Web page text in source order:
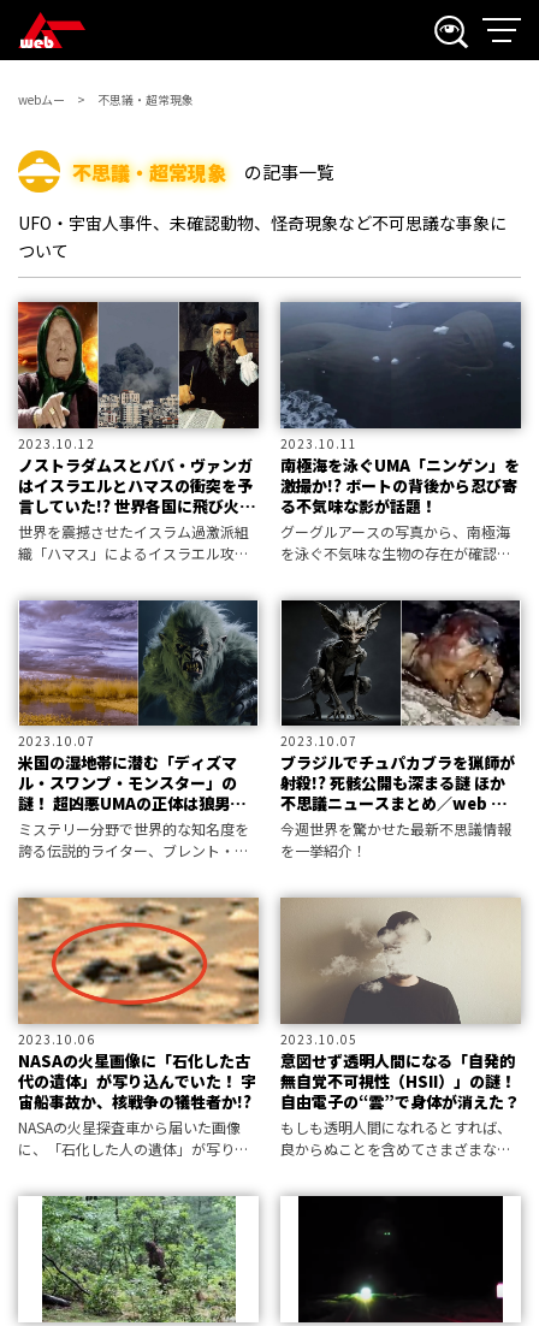
webムー 不思議・超常現象
不思議・超常現象 の記事一覧
UFO・宇宙人事件、未確認動物、怪奇現象など不可思議な事象に
ついて
2023.10.12
ノストラダムスとババ・ヴァンガ
はイスラエルとハマスの衝突を予
言していた!? 世界各国に飛び火す
る「イスラム大戦争」の懸念
世界を震撼させたイスラム過激派組
織「ハマス」によるイスラエル攻
戦争へと至ってしまうのか――？ あのノ
ストラダムスとババ・ヴァンガには
全て見えていた!?
2023.10.11
南極海を泳ぐUMA「ニンゲン」を
激撮か!? ボートの背後から忍び寄
る不気味な影が話題！
グーグルアースの写真から、南極海
を泳ぐ不気味な生物の存在が確認さ
ったのか？
2023.10.07
米国の湿地帯に潜む「ディズマ
ル・スワンプ・モンスター」の
謎！ 超凶悪UMAの正体は狼男
か？／ブレント・スワンサー
ミステリー分野で世界的な知名度を
誇る伝説的ライター、ブレント・ス
日本人がまだ知らない世界の謎につ
いて語る！
2023.10.07
ブラジルでチュパカブラを猟師が
射殺!? 死骸公開も深まる謎 ほか
不思議ニュースまとめ／web MU
HOT PRESS
今週世界を驚かせた最新不思議情報
を一挙紹介！
2023.10.06
NASAの火星画像に「石化した古
代の遺体」が写り込んでいた！ 宇
宙船事故か、核戦争の犠牲者か!?
NASAの火星探査車から届いた画像
に、「石化した人の遺体」が写り込
残骸まで… 衝撃的発見の詳細に迫
る！
2023.10.05
意図せず透明人間になる「自発的
無自覚不可視性（HSII）」の謎！
自由電子の“雲”で身体が消えた？
もしも透明人間になれるとすれば、
良からぬことを含めてさまざまな想
が、驚くべきことに本人が気づかな
きわめて不可解な現象が報告されて